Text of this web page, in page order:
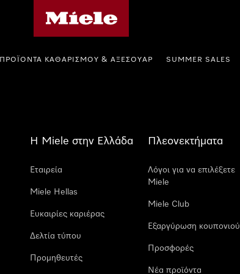
ΠΡΟΪΌΝΤΑ ΚΑΘΑΡΙΣΜΟΎ & ΑΞΕΣΟΥΆΡ SUMMER SALES
Η Miele στην Ελλάδα
Εταιρεία
Miele Hellas
Ευκαιρίες καριέρας
Δελτία τύπου
Προμηθευτές
Πλεονεκτήματα
Λόγοι για να επιλέξετε
Miele
Miele Club
Εξαργύρωση κουπονιού
Προσφορές
Νέα προϊόντα